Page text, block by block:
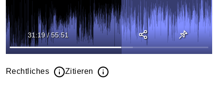
31:19 / 55:51
Rechtliches Zitieren